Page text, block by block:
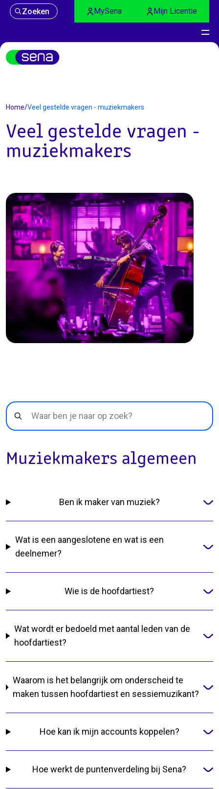
Zoeken MySena Mijn Licentie
Home/Veel gestelde vragen - muziekmakers
Veel gestelde vragen -
muziekmakers
Muziekmakers algemeen
Ben ik maker van muziek?
Wat is een aangeslotene en wat is een
deelnemer?
Wie is de hoofdartiest?
Wat wordt er bedoeld met aantal leden van de
hoofdartiest?
Waarom is het belangrijk om onderscheid te
maken tussen hoofdartiest en sessiemuzikant?
Hoe kan ik mijn accounts koppelen?
Hoe werkt de puntenverdeling bij Sena?